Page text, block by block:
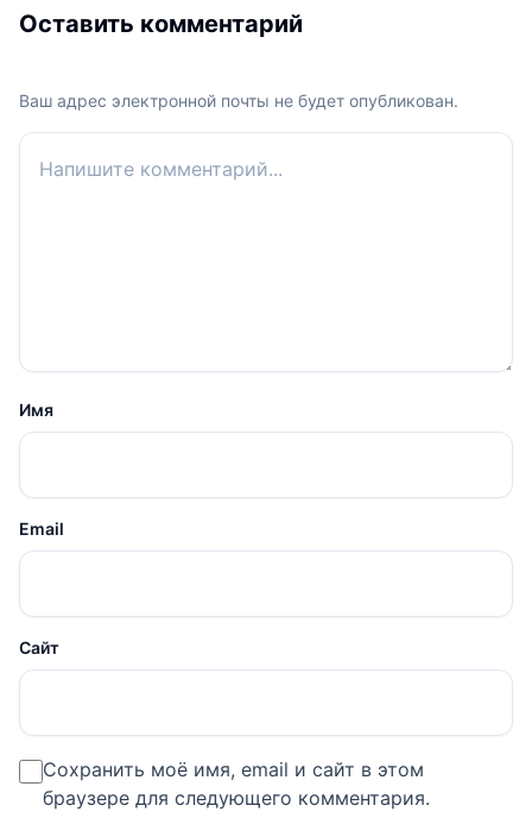
Оставить комментарий
Ваш адрес электронной почты не будет опубликован.
Ваш комментарий
Имя
Email
Сайт
Сохранить моё имя, email и сайт в этом
браузере для следующего комментария.